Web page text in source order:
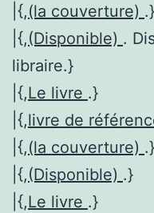
|{,(la couverture) .}
|{,(Disponible) .
libraire.}
|{,Le livre .}
|{,livre de
|{,(la couverture) .}
|{,(Disponible) .}
|{,Le livre .}